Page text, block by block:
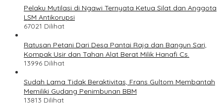
Pelaku Mutilasi di Ngawi Ternyata Ketua Silat dan Anggota
LSM Antikorupsi
67021 Dilihat
Ratusan Petani Dari Desa Pantai Raja dan Bangun Sari,
Kompak Usir dan Tahan Alat Berat Milik Hanafi Cs.
13996 Dilihat
Sudah Lama Tidak Beraktivitas, Frans Gultom Membantah
Memiliki Gudang Penimbunan BBM
13813 Dilihat